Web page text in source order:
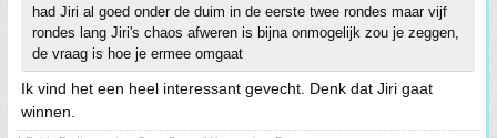
had Jiri al goed onder de duim in de eerste twee rondes maar vijf
rondes lang Jiri's chaos afweren is bijna onmogelijk zou je zeggen,
de vraag is hoe je ermee omgaat
Ik vind het een heel interessant gevecht. Denk dat Jiri gaat
winnen.